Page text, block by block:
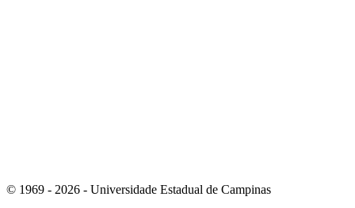
© 1969 - 2026 - Universidade Estadual de Campinas